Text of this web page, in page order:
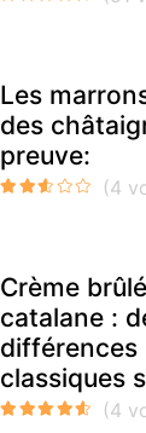
Les
des
preuve:
Crème
catalane :
différences
classiques